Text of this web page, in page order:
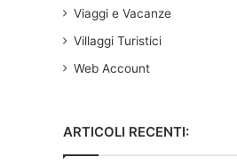
Viaggi e Vacanze
Villaggi Turistici
Web Account
ARTICOLI RECENTI: